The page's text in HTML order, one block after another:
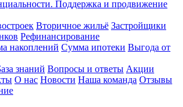
Поддержка и продвижение
Вторичное жильё Застройщики
Рефинансирование
накоплений Сумма ипотеки Выгода от
знаний Вопросы и ответы Акции
О нас Новости Наша команда Отзывы